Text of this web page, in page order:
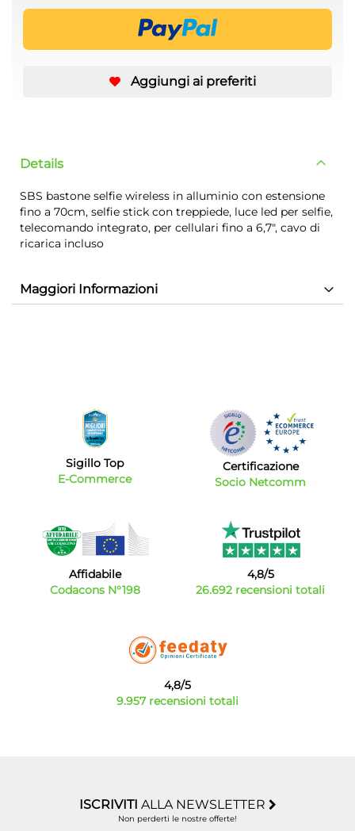
Aggiungi ai preferiti
Details
SBS bastone selfie wireless in alluminio con estensione
fino a 70cm, selfie stick con treppiede, luce led per selfie,
telecomando integrato, per cellulari fino a 6,7", cavo di
ricarica incluso
Maggiori Informazioni
Sigillo Top
E-Commerce
Certificazione
Socio Netcomm
Affidabile
Codacons N°198
4,8/5
26.692 recensioni totali
4,8/5
9.957 recensioni totali
ISCRIVITI ALLA NEWSLETTER
Non perderti le nostre offerte!